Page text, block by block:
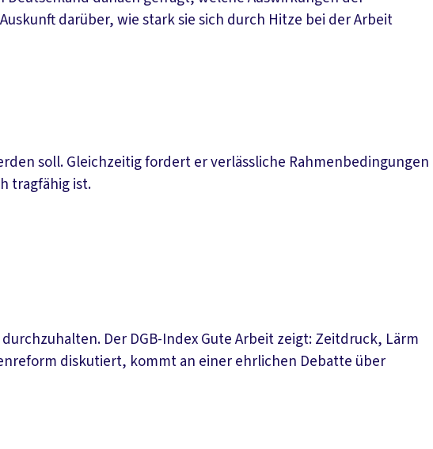
darüber, wie stark sie sich durch Hitze bei der Arbeit
soll. Gleichzeitig fordert er verlässliche Rahmenbedingungen
tragfähig ist.
Der DGB-Index Gute Arbeit zeigt: Zeitdruck, Lärm
diskutiert, kommt an einer ehrlichen Debatte über